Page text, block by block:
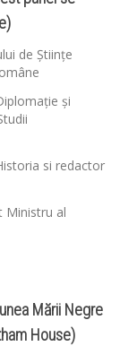
de Științe
și
si redactor
Ministru al
Mării Negre
House)